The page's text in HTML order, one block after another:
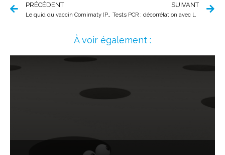
PRÉCÉDENT SUIVANT
À voir également :